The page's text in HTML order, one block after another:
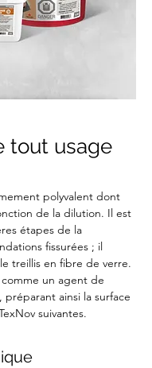
tout usage
polyvalent dont
de la dilution. Il est
étapes de la
fissurées ; il
treillis en fibre de verre.
un agent de
préparant ainsi la surface
suivantes.